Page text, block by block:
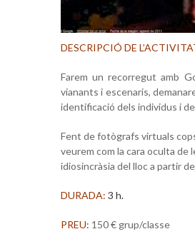
DESCRIPCIÓ DE
Farem un recorregut amb
vianants i escenaris,
identificació dels individus i
Fent de fotògrafs virtuals
veurem com la cara oculta de
idiosincràsia del lloc a partir
DURADA: 3 h.
PREU: 150 € grup/classe